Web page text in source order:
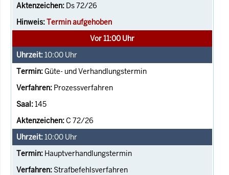
Ds 72/26
Termin aufgehoben
Vor 11:00 Uhr
10:00 Uhr
Güte- und Verhandlungstermin
Prozessverfahren
145
C 72/26
10:00 Uhr
Hauptverhandlungstermin
Strafbefehlsverfahren